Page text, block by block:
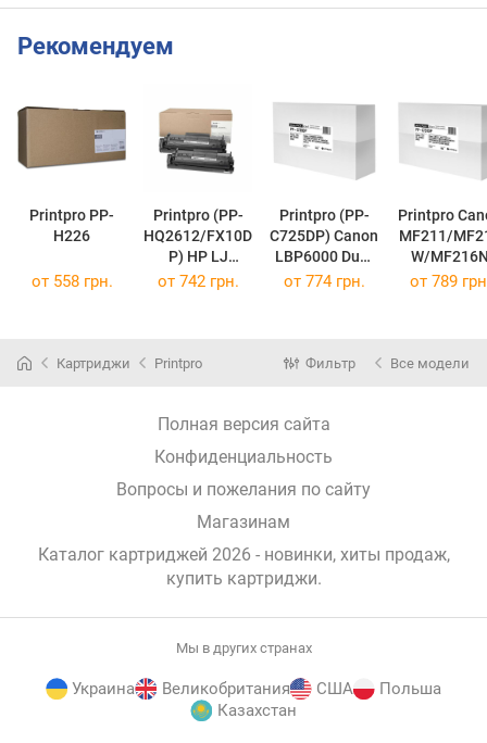
Рекомендуем
Printpro PP-
H226
Printpro (PP-
HQ2612/FX10D
P) HP LJ
1010/Canon
Printpro (PP-
C725DP) Canon
LBP6000 Dual
Pack PP-
5A)
Printpro Canon
MF211/
W/
(Canon
от 558 грн. от 742 грн. от 774 грн. от 789
Картриджи Printpro Фильтр Все модели
Полная версия сайта
Конфиденциальность
Вопросы и пожелания по сайту
Магазинам
Каталог картриджей 2026 - новинки, хиты продаж,
купить картриджи.
Мы в других странах
Украина Великобритания США
Польша
Казахстан